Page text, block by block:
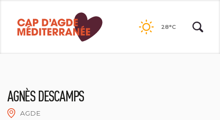
contenu
28°C
AGNÈS DESCAMPS
AGDE